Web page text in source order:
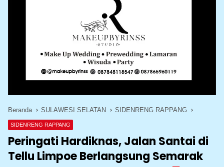
Beranda SULAWESI SELATAN SIDENRENG RAPPANG
SIDENRENG RAPPANG
Peringati Hardiknas, Jalan Santai di
Tellu Limpoe Berlangsung Semarak